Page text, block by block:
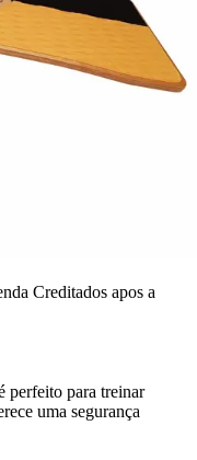
Creditados apos a
perfeito para treinar
uma segurança